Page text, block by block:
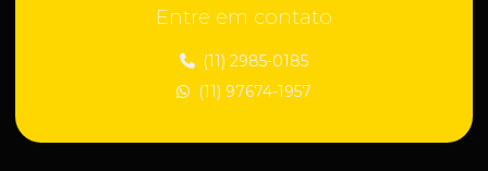
Empresa de fabricação de peças técnicas
Empresa de industrialização de peças
Empresa de manutenção industrial
Entre em contato
(11) 2985-0185
(11) 97674-1957